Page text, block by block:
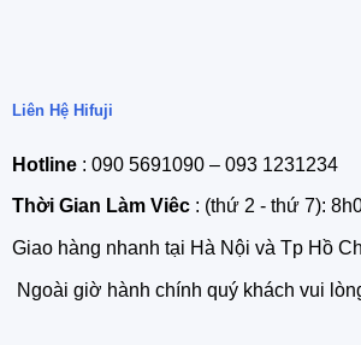
Liên Hệ Hifuji
Hotline: 090 5691090 – 093 1231234
Thời Gian Làm Viêc: (thứ 2 - thứ 7):
Giao hàng nhanh tại Hà Nội và Tp Hồ
Ngoài giờ hành chính quý khách vui